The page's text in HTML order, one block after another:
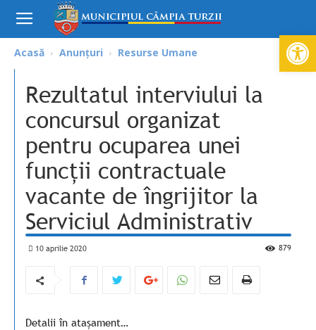
Deschide
Acasă Anunțuri Resurse Umane
Rezultatul interviului la
concursul organizat
pentru ocuparea unei
funcții contractuale
vacante de îngrijitor la
Serviciul Administrativ
10 aprilie 2020 879
Detalii în atașament…